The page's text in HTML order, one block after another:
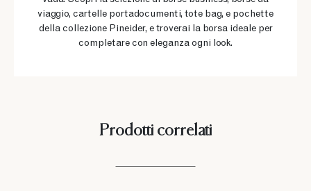
viaggio, cartelle portadocumenti, tote bag, e pochette
della collezione Pineider, e troverai la borsa ideale per
completare con eleganza ogni look.
Prodotti correlati